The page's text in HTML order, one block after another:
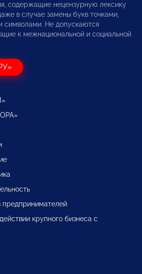
содержащие нецензурную лексику
в случае замены букв точками,
Не допускаются
к межнациональной и социальной
крупного бизнеса с